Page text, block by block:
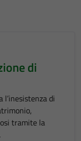
di
l’inesistenza di
tramite la